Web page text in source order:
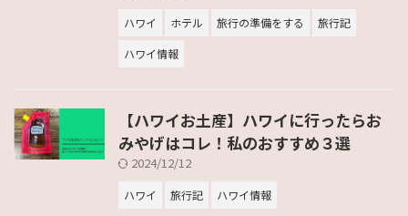
ハワイ ホテル 旅行の準備をする
旅行記
ハワイ情報
【ハワイお土産】ハワイに行ったらお
みやげはコレ！私のおすすめ３選
2024/12/12
ハワイ 旅行記 ハワイ情報